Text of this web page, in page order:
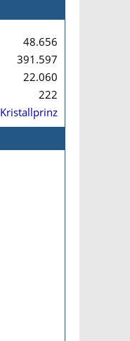
48.656
391.597
22.060
222
Kristallprinz